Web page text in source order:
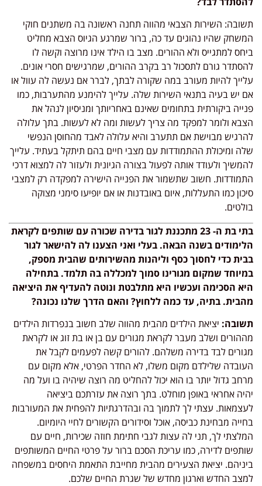
תשובה: השירות הצבאי מהווה תחנה ראשונה בה משתנים חוקי
המשחק שהיו נהוגים עד כה, ברור שמרגע הגיוס הצבא מחליט
ביחס למתגייס ולא ההורים. מצב בו הילד אינו מרוצה וקשה לו
להסתדר גורם לתסכול רב בקרב ההורים, שמרגישים חסרי אונים.
עלייך להיות מעורב במה שקורה לבתך, לברר אם נעשה לה עוול או
אם יש בעיה בתנאי השירות שלה. עלייך להימנע מהתערבות, כמו
פנייה ביקורתית בתחומים שאינם באחריותך ומניסיון לנהל את
הצבא ולומר למפקד מה צריך לעשות ומה לא לעשות. בתך עלולה
להרגיש מבוישת אם תתערב והיא עלולה לאבד מהחוסן הנפשי
שלה ומיכולת ההתמודדות עם מצבי חיים בהם תיתקל בעתיד. עלייך
להמשיך ולעודד אותה לפעול בצורה הגיונית ולעזור לה למצוא דרכי
התמודדות. חשוב שתשמור את הפנייה הישירה למפקדה רק למצבי
סיכון כמו התעללות, איום באובדנות או אם יופיעו סימני מצוקה
בולטים.
בתי בת ה- 23 מתכננת לגור בדירה שכורה עם שותפים לקראת
הלימודים בשנה הבאה. בעלי ואני הצענו לה להישאר לגור
בבית כדי לחסוך כסף וליהנות מהשירותים שהבית מספק,
במיוחד שמקום מגורינו סמוך למכללה בה תלמד. בתחילה
היא הסכימה ועכשיו היא מתלבטת ונוטה להעדיף את היציאה
מהבית. בתיה, עד כמה ללחוץ? והאם הדרך שלנו נכונה?
תשובה: יציאת הילדים מהבית מהווה שלב חשוב בנפרדות הילדים
מההורים ושלב מעבר לקראת מגורים עם בן או בת זוג או לקראת
מגורים לבד בדירה משלהם. להורים קשה לפעמים לקבל את
העובדה שלילדם מקום משלו, לא החדר הפרטי, אלא מקום עם
מרחב גדול יותר בו הוא יכול להחליט מה רוצה שיהיה בו ועל מה
יהיה אחראי באופן מוחלט. בתך רוצה את עזרתכם ביציאה
לעצמאות. עצתי לך לתמוך בה ובהדרגתיות להפחית את המעורבות
בחייה מבחינת כביסה, אוכל וסידורים הקשורים לחיי היומיום.
המלצתי לך, תני לה עצות לגבי חתימת חוזה שכירות, חיים עם
שותפים לדירה, כמו עריכת הסכם ברור על פרטי החיים המשותפים
ביניהם. יציאת הצעירים מהבית מחייבת התאמת היחסים במשפחה
למצב החדש וארגון מחדש של שגרת החיים שלכם.